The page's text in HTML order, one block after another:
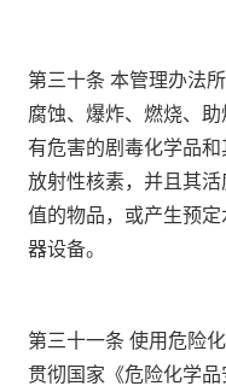
第三十条 本管理办法
腐蚀、爆炸、燃烧、
有危害的剧毒化学品
放射性核素，并且其
值的物品，或产生预
器设备。
第三十一条 使用危险
贯彻国家《危险化学